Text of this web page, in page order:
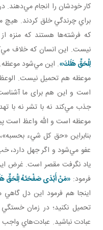
کار خودشان را انجام مي‌دهند.
براي چرندگي خلق کردند. هيچ
که فرشته‌ها هستند که منزه
نيست. اين انسان که خلاف
لِلْحَقِّ هَلَكَ». اين مي‌شود موعظه.
موعظه هم تحميل نيست.
است و اين هم برای ما
جذب مي‌کند نه با تشر نه با
موعظه است و الله واعظ است
بنابراين «حق کل شيء
عفو مي‌شود و اگر جهل دارد،
ياد نگرفت مقصر است. غرض
فرمود: «مَنْ أَبْدَى صَفْحَتَهُ لِلْحَقِّ
اينجا هم فرمود اين دل
تحميل نکنيد؛ در زمان
عبادت نباشيد. عبادت‌هاي